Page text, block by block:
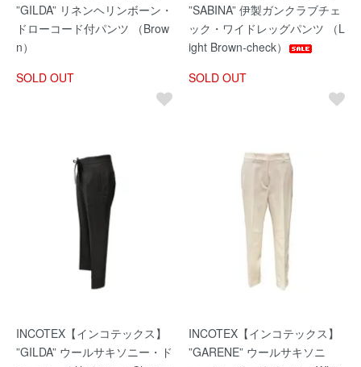
”GILDA” リネンヘリンボーン・
ドローコード付パンツ （Brow
n）
SOLD OUT
”SABINA” 伊製ガンクラブチェ
ック・ワイドレッグパンツ （L
ight Brown-check）
SOLD OUT
INCOTEX【インコテックス】
”GILDA” ウールサキソニー・ド
INCOTEX【インコテックス】
”GARENE” ウールサキソニ